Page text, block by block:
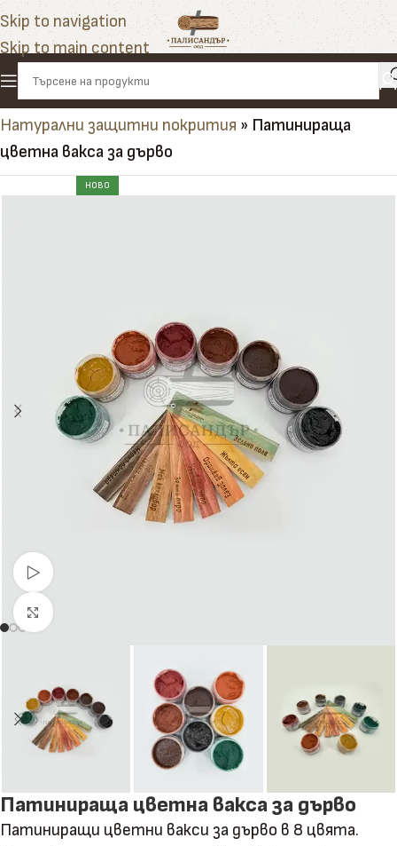
Skip to navigation
Skip to main content
Начало»Продукти»Импрегнанти и финиши»
Натурални защитни покрития » Патинираща
цветна вакса за дърво
НОВО
Гледай видео
Натиснете за уголемяване
Патинираща цветна вакса за дърво
Патиниращи цветни вакси за дърво в 8 цвята.